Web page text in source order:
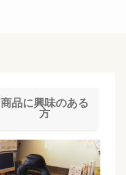
商品に興味のある
方